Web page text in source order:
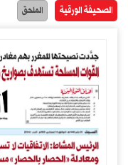
الصحيفة الورقية الملحق